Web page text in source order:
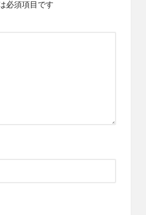
必須項目です